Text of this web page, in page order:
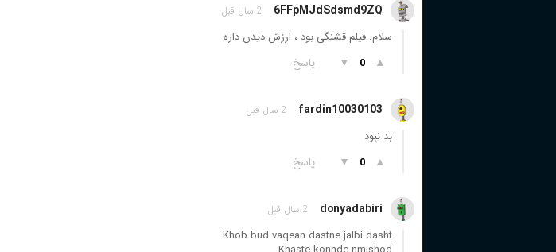
6FFpMJdSdsmd9ZQ 2 سال قبل
سلام. فیلم قشنگی بود ، ارزش دیدن داره
▲
0
▼ پاسخ
fardin10030103 2 سال قبل
بد نبود
▲
0
▼ پاسخ
donyadabiri 2 سال قبل
Khob bud vaqean dastne jalbi dasht